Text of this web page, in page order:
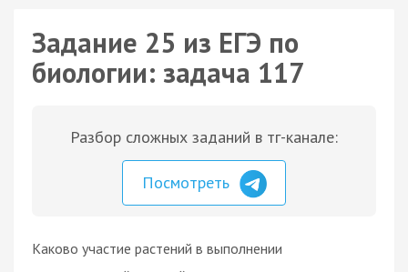
Задание 25 из ЕГЭ по
биологии: задача 117
Разбор сложных заданий в тг-канале:
Посмотреть
Каково участие растений в выполнении